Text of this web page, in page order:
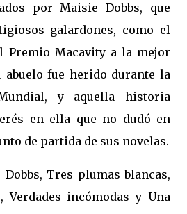
por Maisie Dobbs, que
galardones, como el
Premio Macavity a la mejor
abuelo fue herido durante la
y aquella historia
en ella que no dudó en
de partida de sus novelas.
Tres plumas blancas,
Verdades incómodas y Una